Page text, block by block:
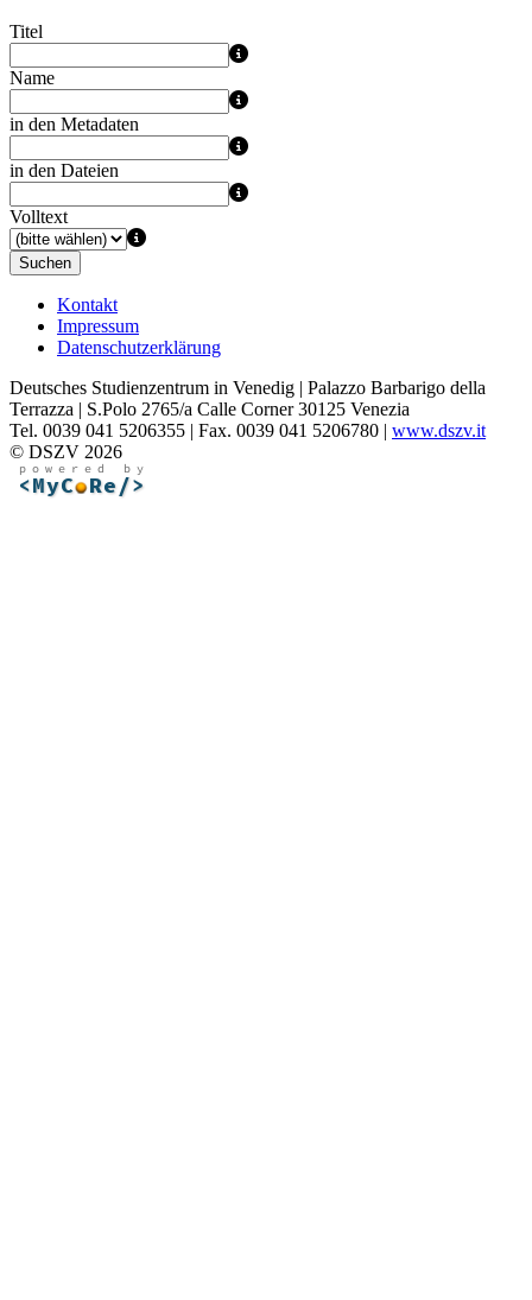
Titel
Name
in den Metadaten
in den Dateien
Volltext
Suchen
Kontakt
Impressum
Datenschutzerklärung
Deutsches Studienzentrum in Venedig | Palazzo Barbarigo della
Terrazza | S.Polo 2765/a Calle Corner 30125 Venezia
Tel. 0039 041 5206355 | Fax. 0039 041 5206780 | www.dszv.it
© DSZV 2026